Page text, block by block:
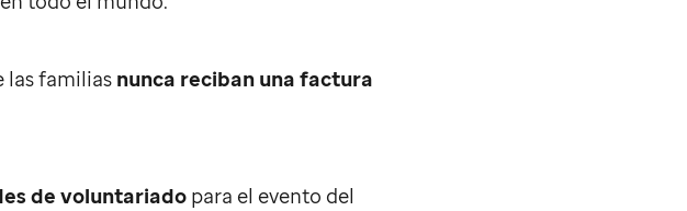
las familias nunca reciban una factura
de voluntariadopara el evento del